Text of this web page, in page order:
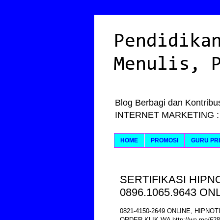
Menulis,
Blog Berbagi dan
INTERNET MARKETING
HOME PROMOSI GURU
SERTIFIKASI
0896.1065.9643
0821-4150-2649 ONLINE,